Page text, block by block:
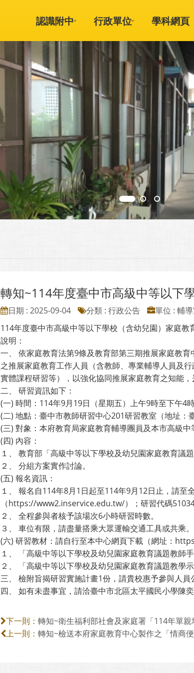
認識附中 行政單位 學科網頁
轉知~114年度臺中市高級中等以下
日期 : 2025-09-04 分類 : 行政公告 單位 : 輔
114年度臺中市高級中等以下學校（含幼兒園）家庭教
說明：
一、 依家庭教育法第9條及教育部第三期推展家庭教
之推展家庭教育工作人員（含教師、專業輔導人員及
實體課程研習等），以強化協同推展家庭教育之知能，
二、 研習資訊如下：
(一) 時間：114年9月19日（星期五）上午9時至下午4時
(二) 地點：臺中市教師研習中心201研習教室（地址：
(三) 對象：本府教育局家庭教育輔導團員及本市高級
(四) 內容：
１、 教育部「高級中等以下學校及幼兒園家庭教育議
２、 分組方案實作討論。
(五) 報名資訊：
１、 報名自114年8月1日起至114年9月12日止，請至
（https://www2.inservice.edu.tw/）；研習代碼
２、 全程參與者核予該場次6小時研習時數。
３、 車位有限，請盡量搭乘大眾運輸交通工具或共乘。
(六) 研習教材：請自行至本中心網頁下載（網址：
１、 「高級中等以下學校及幼兒園家庭教育議題教師手
２、 「高級中等以下學校及幼兒園家庭教育議題教學示
三、 檢附旨揭研習實施計畫1份，請貴校惠予參與人員
四、 如有未盡事宜，請洽臺中市北區太平國民小學陳
下一則： 轉知~衛生福利部社會及家庭署「114年單親
上一則： 轉知~檢送本府家庭教育中心製作之「情商